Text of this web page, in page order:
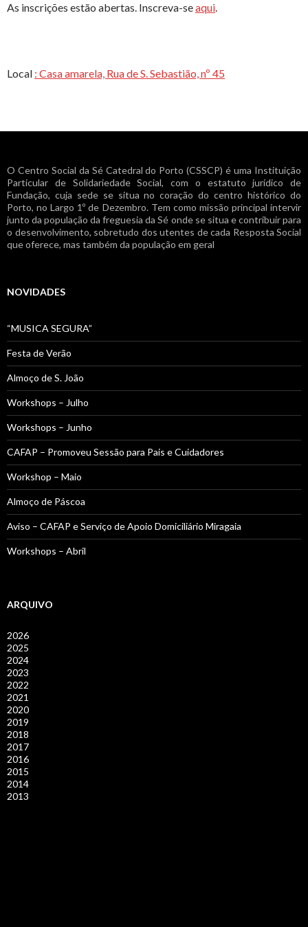
As inscrições estão abertas. Inscreva-seaqui.
Local : Casa amarela, Rua de S. Sebastião, nº 45
O Centro Social da Sé Catedral do Porto (CSSCP) é uma Instituição
Particular de Solidariedade Social, com o estatuto jurídico de
Fundação, cuja sede se situa no coração do centro histórico do
Porto, no Largo 1º de Dezembro. Tem como missão principal intervir
junto da população da freguesia da Sé onde se situa e contribuir para
o desenvolvimento, sobretudo dos utentes de cada Resposta Social
que oferece, mas também da população em geral
NOVIDADES
“MUSICA SEGURA”
Festa de Verão
Almoço de S. João
Workshops – Julho
Workshops – Junho
CAFAP – Promoveu Sessão para Pais e Cuidadores
Workshop – Maio
Almoço de Páscoa
Aviso – CAFAP e Serviço de Apoio Domiciliário Miragaia
Workshops – Abril
ARQUIVO
2026
2025
2024
2023
2022
2021
2020
2019
2018
2017
2016
2015
2014
2013